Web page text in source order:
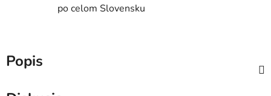
po celom Slovensku
Popis